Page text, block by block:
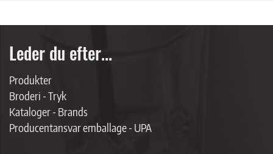
Leder du efter...
Produkter
Broderi - Tryk
Kataloger - Brands
Producentansvar emballage - UPA